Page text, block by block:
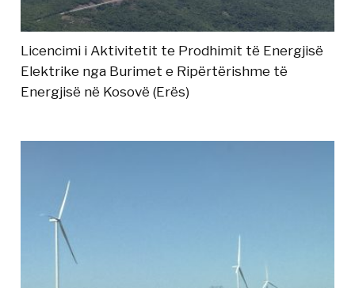
Licencimi i Aktivitetit te Prodhimit të Energjisë
Elektrike nga Burimet e Ripërtërishme të
Energjisë në Kosovë (Erës)